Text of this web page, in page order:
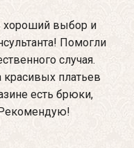
хороший выбор и
Помогли
случая.
платьев
есть брюки,